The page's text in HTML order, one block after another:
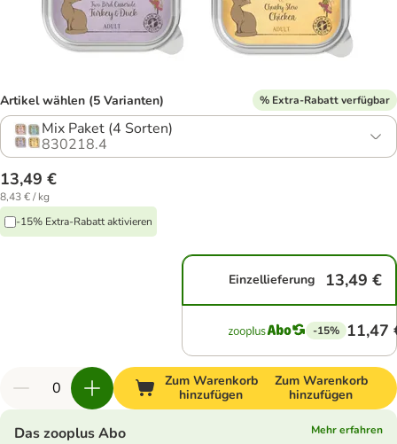
Artikel wählen (5 Varianten) % Extra-Rabatt verfügbar
Mix Paket (4 Sorten)
830218.4
13,49 €
8,43 € / kg
-15% Extra-Rabatt aktivieren
Einzellieferung 13,49 €
-15% 11,47
Zum Warenkorb
hinzufügen
Zum Warenkorb
hinzufügen
Das zooplus Abo
Mehr erfahren